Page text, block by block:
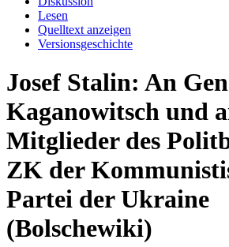
Lesen
Quelltext anzeigen
Versionsgeschichte
Josef Stalin: An
Kaganowitsch und
Mitglieder des
ZK der
Partei der Ukraine
(Bolschewiki)